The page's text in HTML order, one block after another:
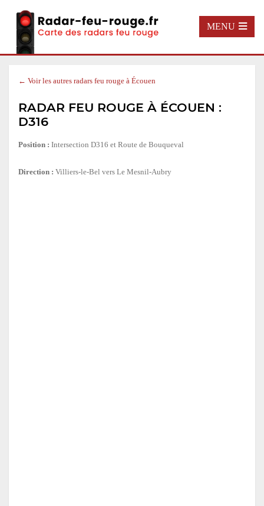
MENU
← Voir les autres radars feu rouge à Écouen
RADAR FEU ROUGE À ÉCOUEN :
D316
Position : Intersection D316 et Route de Bouqueval
Direction : Villiers-le-Bel vers Le Mesnil-Aubry